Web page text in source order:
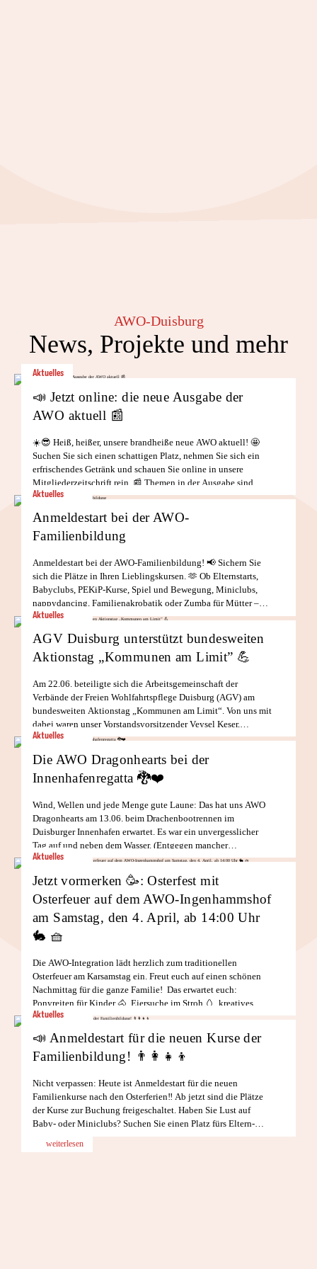
AWO-Duisburg
News, Projekte und mehr
Aktuelles
📣 Jetzt online: die neue Ausgabe der
AWO aktuell 📰
☀️😎 Heiß, heißer, unsere brandheiße neue AWO aktuell! 🤩
Suchen Sie sich einen schattigen Platz, nehmen Sie sich ein
erfrischendes Getränk und schauen Sie online in unsere
Mitgliederzeitschrift rein. 📰 Themen in der Ausgabe sind
unter anderem: Unsere Serie: Wege […]
Aktuelles
Anmeldestart bei der AWO-
Familienbildung
Anmeldestart bei der AWO-Familienbildung! 📢 Sichern Sie
sich die Plätze in Ihren Lieblingskursen. 🫶⁠ Ob Elternstarts,
Babyclubs, PEKiP-Kurse, Spiel und Bewegung, Miniclubs,
nappydancing, Familienakrobatik oder Zumba für Mütter –
hier finden Sie vielfältige Möglichkeiten, gemeinsam Zeit zu
Aktuelles
AGV Duisburg unterstützt bundesweiten
Aktionstag „Kommunen am Limit” 💪
Am 22.06. beteiligte sich die Arbeitsgemeinschaft der
Verbände der Freien Wohlfahrtspflege Duisburg (AGV) am
bundesweiten Aktionstag „Kommunen am Limit“. Von uns mit
dabei waren unser Vorstandsvorsitzender Veysel Keser,
Vorstandsmitglied sowie Geschäftsführer der AWOcasa
[…]
Aktuelles
Die AWO Dragonhearts bei der
Innenhafenregatta 🐉❤️
Wind, Wellen und jede Menge gute Laune: Das hat uns AWO
Dragonhearts am 13.06. beim Drachenbootrennen im
Duisburger Innenhafen erwartet. Es war ein unvergesslicher
Tag auf und neben dem Wasser. (Entgegen mancher
Erwartungen: Nein, nicht im! 😉) Zwar machte uns […]
Aktuelles
Jetzt vormerken 🥳: Osterfest mit
Osterfeuer auf dem AWO-Ingenhammshof
am Samstag, den 4. April, ab 14:00 Uhr⁠
🐇 🧺⁠ ⁠
Die AWO-Integration lädt herzlich zum traditionellen
Osterfeuer am Karsamstag ein. Freut euch auf einen schönen
Nachmittag für die ganze Familie!⁠ ⁠ Das erwartet euch:
Ponyreiten für Kinder 🐴, Eiersuche im Stroh 🥚, kreatives
Basteln 🎨, Kaffee & Kuchen ☕🍰, Herzhaftes […]
Aktuelles
📣 Anmeldestart für die neuen Kurse der
Familienbildung! 👨‍👩‍👧‍👦
Nicht verpassen: Heute ist Anmeldestart für die neuen
Familienkurse nach den Osterferien‼️⁠ Ab jetzt sind die Plätze
der Kurse zur Buchung freigeschaltet. Haben Sie Lust auf
Baby- oder Miniclubs? Suchen Sie einen Platz fürs Eltern-
weiterlesen